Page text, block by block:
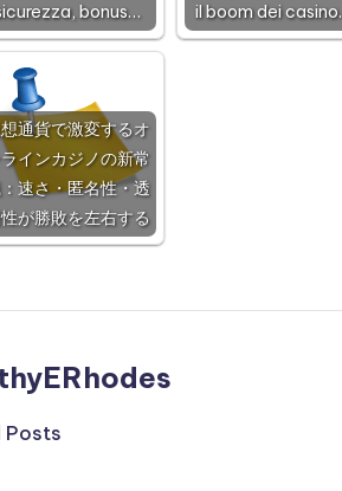
bonus…
il boom dei
通貨で激変するオ
インカジノの新常
速さ・匿名性・透
が勝敗を左右する
Posts